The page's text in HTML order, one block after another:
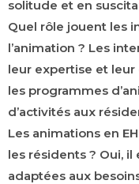
solitude et en
Quel rôle jouent les
l’animation ? Les
leur expertise et
les programmes
d’activités aux
Les animations en
les résidents ? Oui, il
adaptées aux